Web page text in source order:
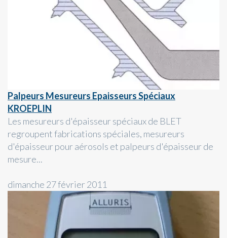
Palpeurs Mesureurs Epaisseurs Spéciaux
KROEPLIN
Les mesureurs d'épaisseur spéciaux de BLET
regroupent fabrications spéciales, mesureurs
d'épaisseur pour aérosols et palpeurs d'épaisseur de
mesure...
dimanche 27 février 2011